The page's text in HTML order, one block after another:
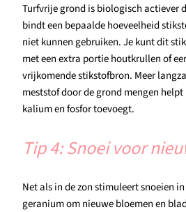
Turfvrije grond is biologisch actiever
bindt een bepaalde hoeveelheid
niet kunnen gebruiken. Je kunt dit
met een extra portie houtkrullen of
vrijkomende stikstofbron. Meer
meststof door de grond mengen
kalium en fosfor toevoegt.
Tip 4: Snoei voor
Net als in de zon stimuleert snoeien
geranium om nieuwe bloemen en